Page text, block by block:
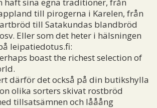
till pirogerna i Karelen, från
till Satakundas blandbröd
Eller som det heter i hälsningen
leipatiedotus.fi:
boast the richest selection of
därför det också på din butikshylla
olika sorters skivat rostbröd
tillsatsämnen och lååång